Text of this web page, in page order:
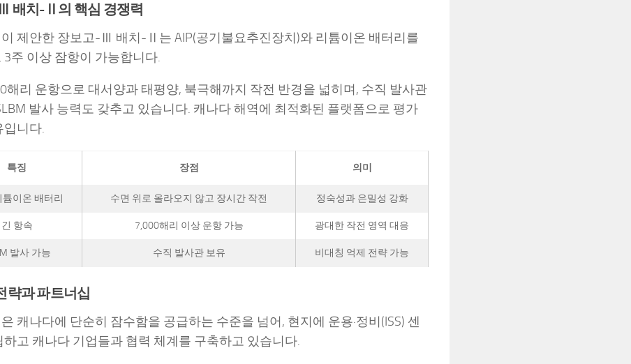
배치-Ⅱ의 핵심 경쟁력
제안한 장보고-Ⅲ 배치-Ⅱ는 AIP(공기불요추진장치)와 리튬이온 배터리를
3주 이상 잠항이 가능합니다.
해리 운항으로 대서양과 태평양, 북극해까지 작전 반경을 넓히며, 수직 발사관
발사 능력도 갖추고 있습니다. 캐나다 해역에 최적화된 플랫폼으로 평가
입니다.
특징 장점 의미
튬이온 배터리 수면 위로 올라오지 않고 장시간 작전 정숙성과 은밀성 강화
긴 항속 7,000해리 이상 운항 가능 광대한 작전 영역 대응
발사 가능 수직 발사관 보유 비대칭 억제 전략 가능
략과 파트너십
캐나다에 단순히 잠수함을 공급하는 수준을 넘어, 현지에 운용·정비(ISS) 센
하고 캐나다 기업들과 협력 체계를 구축하고 있습니다.